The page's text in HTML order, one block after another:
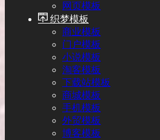
网页模板
织梦模板
商业模板
门户模板
小说模板
淘客模板
下载站模板
商城模板
手机模板
外贸模板
博客模板